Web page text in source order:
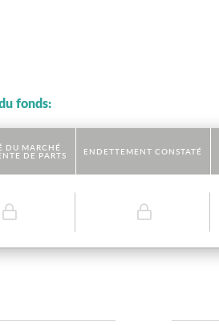
fonds:
DU MARCHÉ
DE PARTS
ENDETTEMENT CONSTATÉ